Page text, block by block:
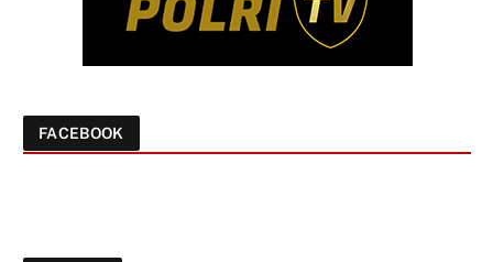
FACEBOOK